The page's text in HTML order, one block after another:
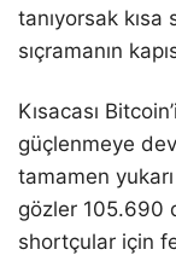
tanıyorsak
sıçramanın
Kısacası
güçlenmeye
tamamen
gözler 105.690
shortçular için